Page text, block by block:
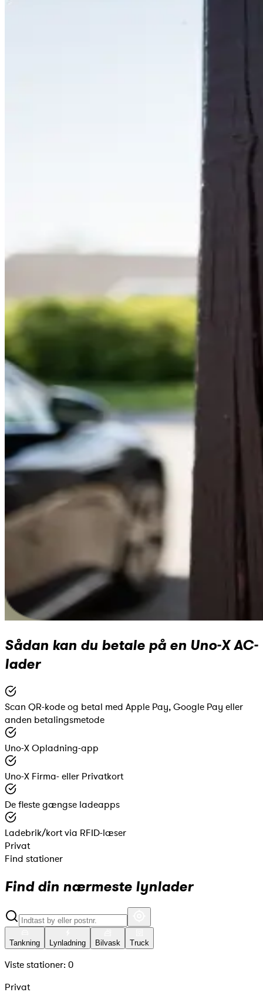
Sådan kan du betale på en Uno-X AC-
lader
Scan QR-kode og betal med Apple Pay, Google Pay eller
anden betalingsmetode
Uno-X Opladning-app
Uno-X Firma- eller Privatkort
De fleste gængse ladeapps
Ladebrik/kort via RFID-læser
Privat
Find stationer
Find din nærmeste lynlader
Tankning Lynladning Bilvask Truck
Viste stationer: 0
Privat